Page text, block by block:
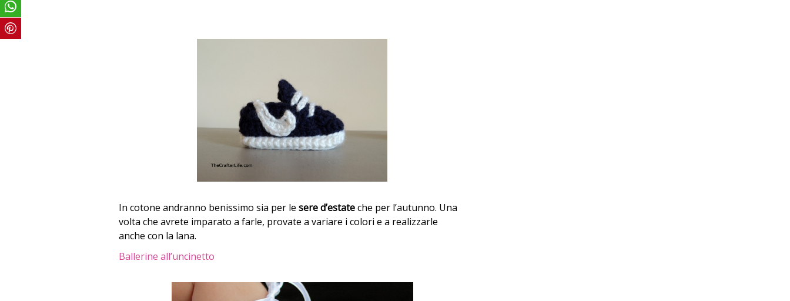
In cotone andranno benissimo sia per le sere d’estateche per l’autunno. Una
volta che avrete imparato a farle, provate a variare i colori e a realizzarle
anche con la lana.
Ballerine all’uncinetto